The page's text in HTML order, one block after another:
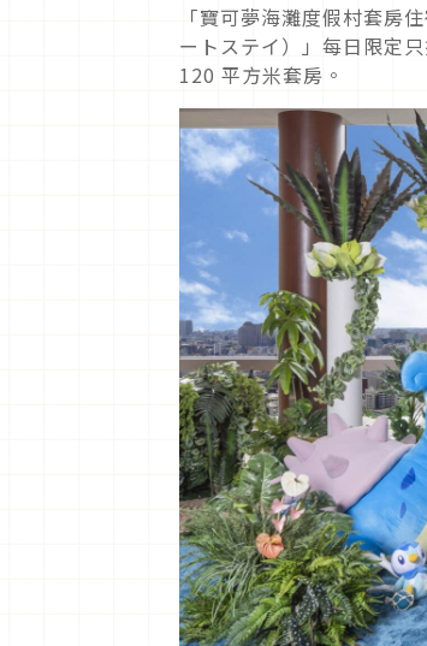
「寶可夢海灘度假村套
ートステイ）」每日限定
120 平方米套房。